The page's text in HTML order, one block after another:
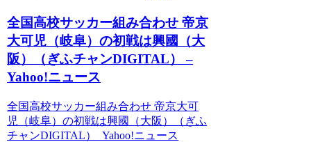
全国高校サッカー組み合わせ 帝京
大可児（岐阜）の初戦は興國（大
阪）（ぎふチャンDIGITAL） –
Yahoo!ニュース
全国高校サッカー組み合わせ 帝京大可
児（岐阜）の初戦は興國（大阪）（ぎふ
チャンDIGITAL） Yahoo!ニュース